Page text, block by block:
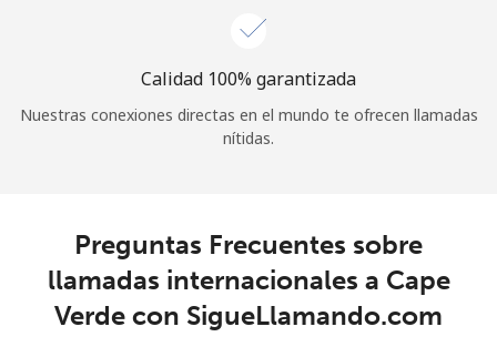
Calidad 100% garantizada
Nuestras conexiones directas en el mundo te ofrecen llamadas
nítidas.
Preguntas Frecuentes sobre
llamadas internacionales a Cape
Verde con SigueLlamando.com